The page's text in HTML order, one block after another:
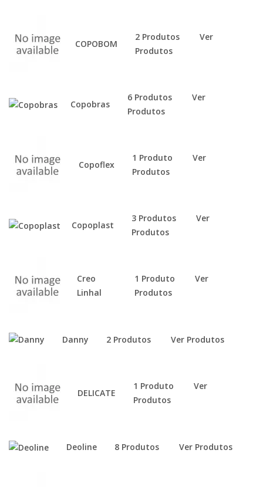
COPOBOM
2 Produtos
Ver
Produtos
Copobras
6 Produtos
Ver
Produtos
Copoflex
1 Produto
Ver
Produtos
Copoplast
3 Produtos
Ver
Produtos
Creo
Linhal
1 Produto
Ver
Produtos
Danny 2 Produtos Ver Produtos
DELICATE
1 Produto
Ver
Produtos
Deoline 8 Produtos Ver Produtos